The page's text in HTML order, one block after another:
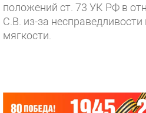
положений ст. 73 УК РФ в
С.В. из-за
мягкости.